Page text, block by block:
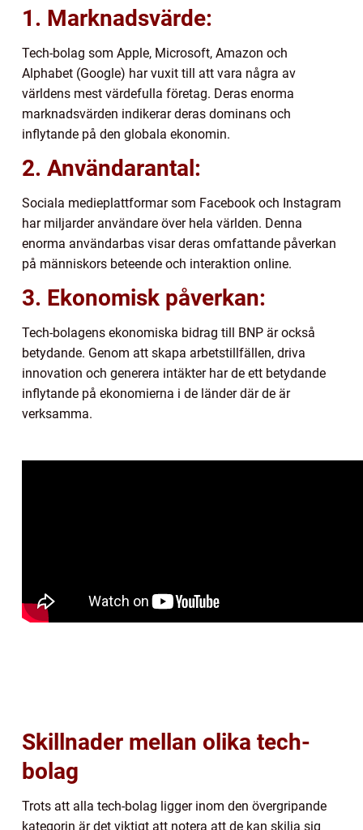
1. Marknadsvärde:
Tech-bolag som Apple, Microsoft, Amazon och
Alphabet (Google) har vuxit till att vara några av
världens mest värdefulla företag. Deras enorma
marknadsvärden indikerar deras dominans och
inflytande på den globala ekonomin.
2. Användarantal:
Sociala medieplattformar som Facebook och Instagram
har miljarder användare över hela världen. Denna
enorma användarbas visar deras omfattande påverkan
på människors beteende och interaktion online.
3. Ekonomisk påverkan:
Tech-bolagens ekonomiska bidrag till BNP är också
betydande. Genom att skapa arbetstillfällen, driva
innovation och generera intäkter har de ett betydande
inflytande på ekonomierna i de länder där de är
verksamma.
Skillnader mellan olika tech-
bolag
Trots att alla tech-bolag ligger inom den övergripande
kategorin är det viktigt att notera att de kan skilja sig